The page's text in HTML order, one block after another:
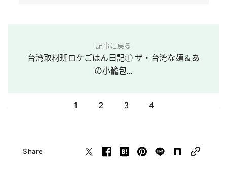
記事に戻る
台湾取材班ロケごはん日記① ザ・台湾な麺＆あ
の小籠包...
1 2 3 4
Share